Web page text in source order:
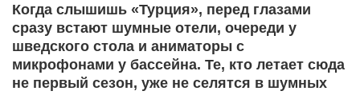
Когда слышишь «Турция», перед глазами
сразу встают шумные отели, очереди у
шведского стола и аниматоры с
микрофонами у бассейна. Те, кто летает сюда
не первый сезон, уже не селятся в шумных